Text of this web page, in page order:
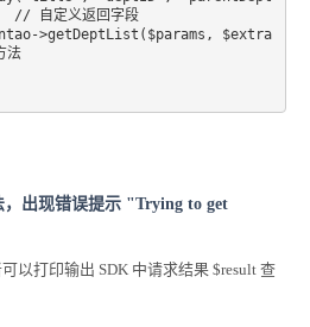
定义返回字段
法
出现错误提示 "Trying to get
以打印输出 SDK 中请求结果 $result 查